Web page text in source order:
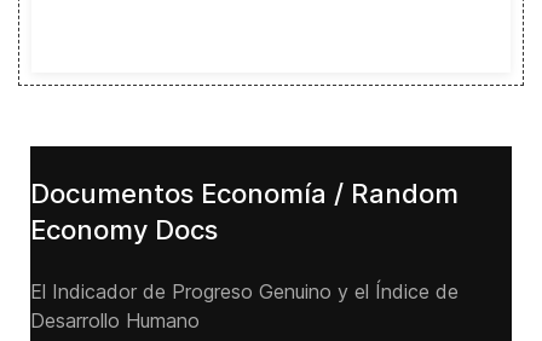
Documentos Economía / Random
Economy Docs
El Indicador de Progreso Genuino y el Índice de
Desarrollo Humano